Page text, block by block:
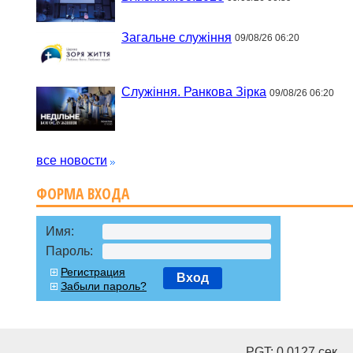
Загальне служіння 09/08/26 06:20
Служіння. Ранкова Зірка 09/08/26 06:20
все новости
ФОРМА ВХОДА
Имя:
Пароль:
Регистрация
Забыли пароль?
Вход